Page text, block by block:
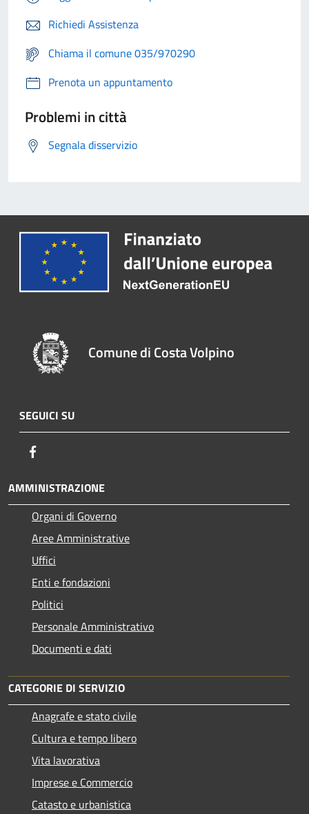
Richiedi Assistenza
Chiama il comune 035/970290
Prenota un appuntamento
Problemi in città
Segnala disservizio
Comune di Costa Volpino
SEGUICI SU
AMMINISTRAZIONE
Organi di Governo
Aree Amministrative
Uffici
Enti e fondazioni
Politici
Personale Amministrativo
Documenti e dati
CATEGORIE DI SERVIZIO
Anagrafe e stato civile
Cultura e tempo libero
Vita lavorativa
Imprese e Commercio
Catasto e urbanistica